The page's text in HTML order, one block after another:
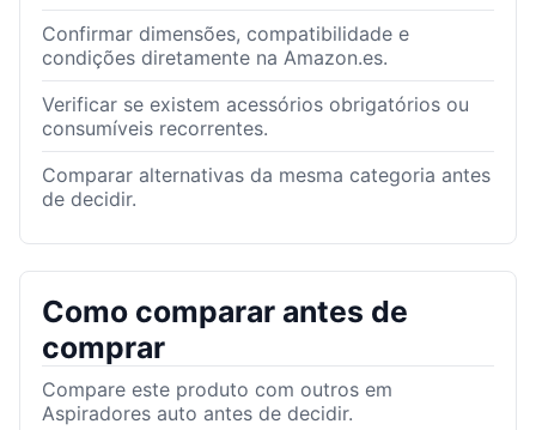
Confirmar dimensões, compatibilidade e
condições diretamente na Amazon.es.
Verificar se existem acessórios obrigatórios ou
consumíveis recorrentes.
Comparar alternativas da mesma categoria antes
de decidir.
Como comparar antes de
comprar
Compare este produto com outros em
Aspiradores auto antes de decidir.